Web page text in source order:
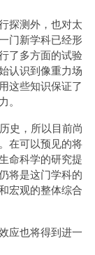
探测外，也对太
门新学科已经形
了多方面的试验
认识到像重力场
这些知识保证了
史，所以目前尚
在可以预见的将
命科学的研究提
将是这门学科的
宏观的整体综合
应也将得到进一